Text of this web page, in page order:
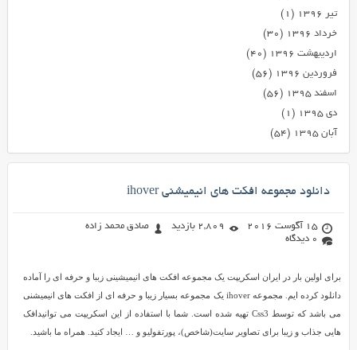
تیر ۱۳۹۶
(۱)
خرداد ۱۳۹۶
(۳۰)
اردیبهشت ۱۳۹۶
(۴۰)
فروردین ۱۳۹۶
(۵۶)
اسفند ۱۳۹۵
(۵۶)
دی ۱۳۹۵
(۱)
آبان ۱۳۹۵
(۵۴)
دانلود مجموعه افکت های انیمیشنی ihover
15 آگوست 2016 2,809 بازدید
صادق محمد زاده
0 دیدگاه
برای اولین بار در ایران اسکریپت یک مجموعه افکت های انیمیشینی زببا و حرفه ای را آماده
دانلود کرده ایم. مجموعه ihover یک مجموعه بسیار زیبا و حرفه ای از افکت های انیمیشنی
می باشد که توسط Css3 تهیه شده است. شما با استفاده از این اسکریپت می توانیدافک
هایی جذاب و زیبا برای تصاویر سایت(شاخص)، پورتفولیو و … ایجاد کنید. همراه ما باشید.